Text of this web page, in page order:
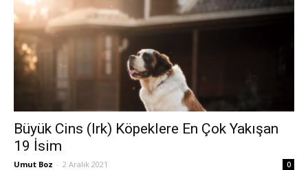
Büyük Cins (Irk) Köpeklere En Çok Yakışan
19 İsim
Umut Boz - 2 Aralık 2021 0